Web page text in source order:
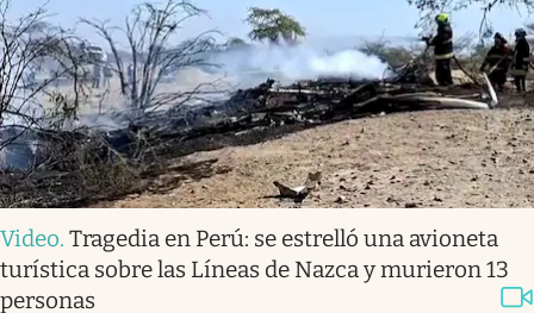
Video. Tragedia en Perú: se estrelló una avioneta
turística sobre las Líneas de Nazca y murieron 13
personas